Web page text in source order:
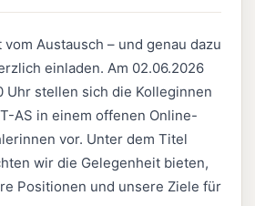
Austausch – und genau dazu
einladen. Am 02.06.2026
Uhr stellen sich die Kolleginnen
AS in einem offenen Online-
vor. Unter dem Titel
wir die Gelegenheit bieten,
Positionen und unsere Ziele für